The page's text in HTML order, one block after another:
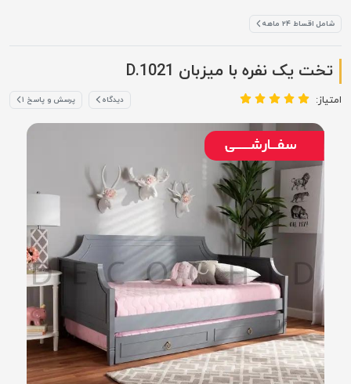
شامل اقساط ۲۴ ماهه
تخت یک نفره با میزبان D.1021
امتیاز: دیدگاه پرسش و پاسخ ۱